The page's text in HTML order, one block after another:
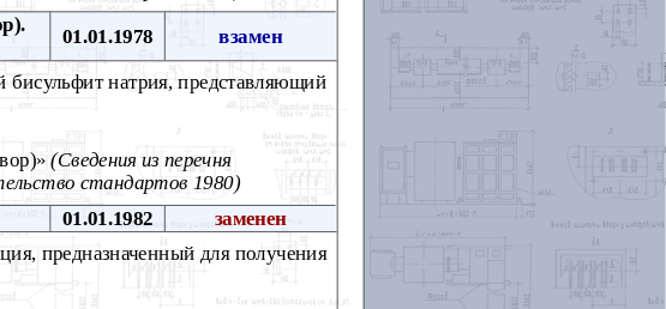
01.01.1978 взамен
бисульфит натрия, представляющий
(Сведения из перечня
стандартов 1980)
01.01.1982
заменен
предназначенный для получения